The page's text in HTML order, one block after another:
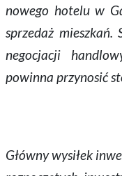
nowego hotelu w
sprzedaż
negocjacji
powinna przynosić
Główny wysiłek